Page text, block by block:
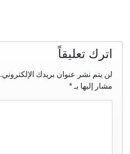
اترك تعليقاً
لن يتم نشر عنوان بريدك الإلكتروني.
مشار إليها بـ *